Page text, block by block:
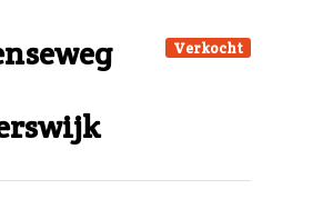
Verkocht